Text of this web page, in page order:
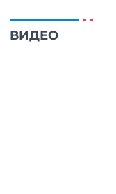
ВИДЕО